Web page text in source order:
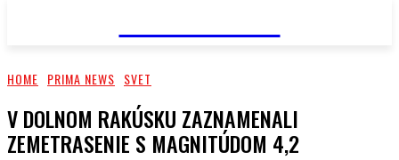
HOME PRIMA NEWS SVET
V DOLNOM RAKÚSKU ZAZNAMENALI
ZEMETRASENIE S MAGNITÚDOM 4,2